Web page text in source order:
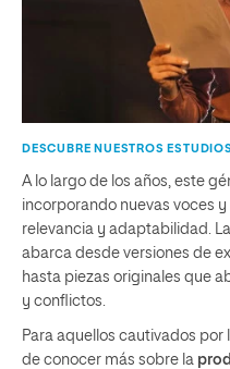
DESCUBRE NUESTROS
A lo largo de los años, este
incorporando nuevas voces
relevancia y adaptabilidad.
abarca desde versiones de
hasta piezas originales que
y conflictos.
Para aquellos cautivados
de conocer más sobre la